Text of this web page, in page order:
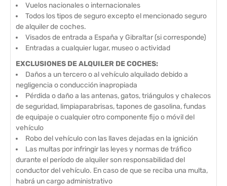
Vuelos nacionales o internacionales
Todos los tipos de seguro excepto el mencionado seguro
de alquiler de coches.
Visados de entrada a España y Gibraltar (si corresponde)
Entradas a cualquier lugar, museo o actividad
EXCLUSIONES DE ALQUILER DE COCHES:
Daños a un tercero o al vehículo alquilado debido a
negligencia o conducción inapropiada
Pérdida o daño a las antenas, gatos, triángulos y chalecos
de seguridad, limpiaparabrisas, tapones de gasolina, fundas
de equipaje o cualquier otro componente fijo o móvil del
vehículo
Robo del vehículo con las llaves dejadas en la ignición
Las multas por infringir las leyes y normas de tráfico
durante el período de alquiler son responsabilidad del
conductor del vehículo. En caso de que se reciba una multa,
habrá un cargo administrativo